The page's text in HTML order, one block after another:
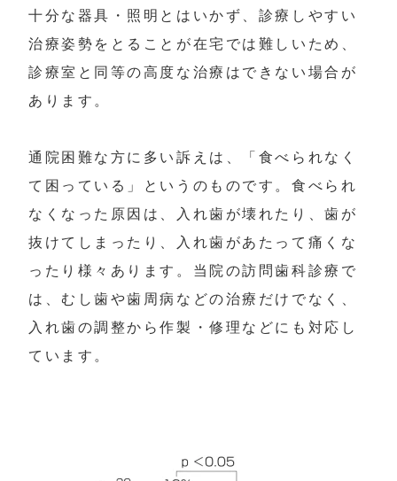
十分な器具・照明とはいかず、診療しやすい
治療姿勢をとることが在宅では難しいため、
診療室と同等の高度な治療はできない場合が
あります。
通院困難な方に多い訴えは、「食べられなく
て困っている」というのものです。食べられ
なくなった原因は、入れ歯が壊れたり、歯が
抜けてしまったり、入れ歯があたって痛くな
ったり様々あります。当院の訪問歯科診療で
は、むし歯や歯周病などの治療だけでなく、
入れ歯の調整から作製・修理などにも対応し
ています。